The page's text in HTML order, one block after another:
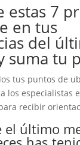
estas 7
en tus
del
suma tu
tus puntos de
los especialistas
recibir
el último